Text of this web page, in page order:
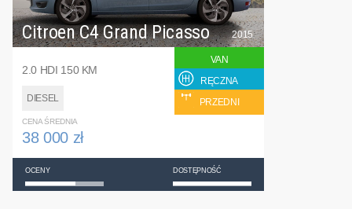
Citroen C4 Grand Picasso
2.0 HDI 150 KM
DIESEL
2015
VAN
RĘCZNA
PRZEDNI
CENA ŚREDNIA
38 000 zł
OCENY DOSTĘPNOŚĆ